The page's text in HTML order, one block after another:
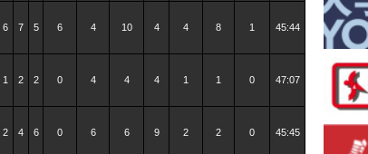
6 7 5 6 4 10 4 4 8 1 45:44
1 2 2 0 4 4 4 1 1 0 47:07
2 4 6 0 6 6 9 2 2 0 45:45